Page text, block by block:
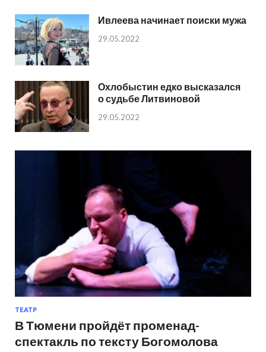
Ивлеева начинает поиски мужа
29.05.2022
Охлобыстин едко высказался
о судьбе Литвиновой
29.05.2022
ТЕАТР
В Тюмени пройдёт променад-
спектакль по тексту Богомолова